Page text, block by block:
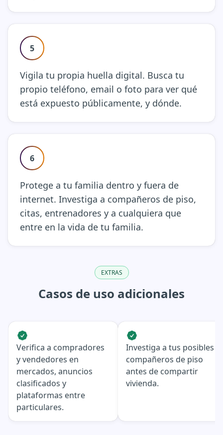
5
Vigila tu propia huella digital. Busca tu
propio teléfono, email o foto para ver qué
está expuesto públicamente, y dónde.
6
Protege a tu familia dentro y fuera de
internet. Investiga a compañeros de piso,
citas, entrenadores y a cualquiera que
entre en la vida de tu familia.
EXTRAS
Casos de uso adicionales
Verifica a compradores
y vendedores en
mercados, anuncios
clasificados y
plataformas entre
particulares.
Investiga a tus posibles
compañeros de piso
antes de compartir
vivienda.